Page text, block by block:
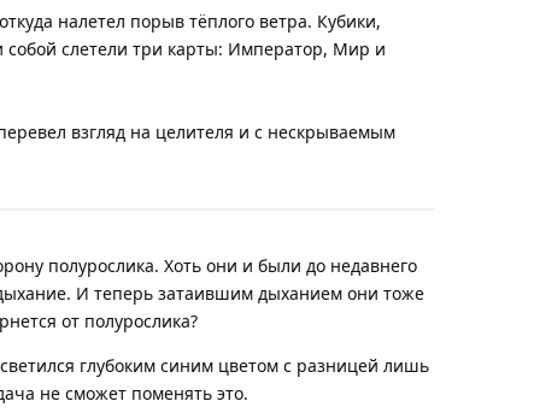
налетел порыв тёплого ветра. Кубики,
собой слетели три карты: Император, Мир и
взгляд на целителя и с нескрываемым
полурослика. Хоть они и были до недавнего
И теперь затаившим дыханием они тоже
от полурослика?
глубоким синим цветом с разницей лишь
не сможет поменять это.